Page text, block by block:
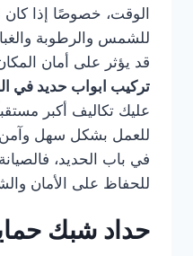
الوقت، خصوصًا إذا كان
للشمس والرطوبة
قد يؤثر على أمان
تركيب ابواب حديد في
عليك تكاليف أكبر
للعمل بشكل سهل
في باب الحديد،
للحفاظ على الأمان
حداد شبك